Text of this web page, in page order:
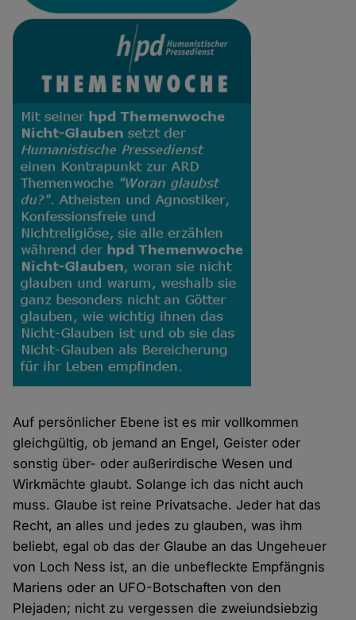
Auf persönlicher Ebene ist es mir vollkommen
gleichgültig, ob jemand an Engel, Geister oder
sonstig über- oder außerirdische Wesen und
Wirkmächte glaubt. Solange ich das nicht auch
muss. Glaube ist reine Privatsache. Jeder hat das
Recht, an alles und jedes zu glauben, was ihm
beliebt, egal ob das der Glaube an das Ungeheuer
von Loch Ness ist, an die unbefleckte Empfängnis
Mariens oder an UFO-Botschaften von den
Plejaden; nicht zu vergessen die zweiundsiebzig